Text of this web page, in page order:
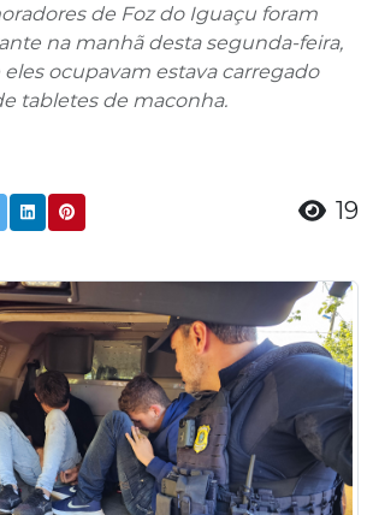
de Foz do Iguaçu foram
na manhã desta segunda-feira,
ocupavam estava carregado
tabletes de maconha.
19